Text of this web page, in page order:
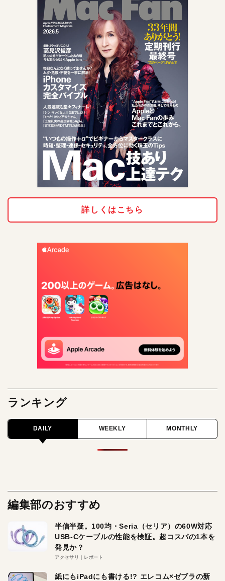
詳しくはこちら
ランキング
DAILY WEEKLY MONTHLY
編集部のおすすめ
半信半疑。100均・Seria（セリア）の60W対応
USB-Cケーブルの性能を検証。超コスパの1本を
発見か？
アクセサリ レポート
紙にもiPadにも書ける!? エレコム×ゼブラの新